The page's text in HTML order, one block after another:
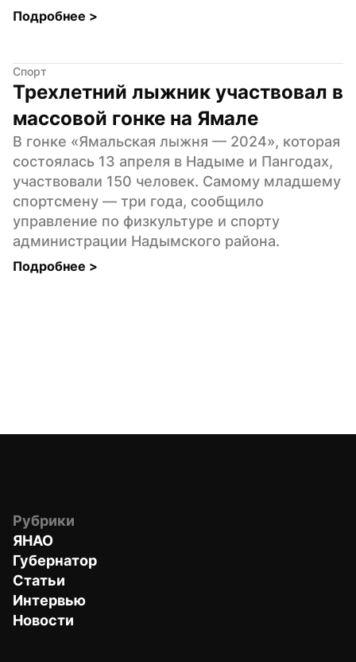
Подробнее >
Спорт
Трехлетний лыжник участвовал в
массовой гонке на Ямале
В гонке «Ямальская лыжня — 2024», которая
состоялась 13 апреля в Надыме и Пангодах,
участвовали 150 человек. Самому младшему
спортсмену — три года, сообщило
управление по физкультуре и спорту
администрации Надымского района.
Подробнее >
Рубрики
ЯНАО
Губернатор
Статьи
Интервью
Новости